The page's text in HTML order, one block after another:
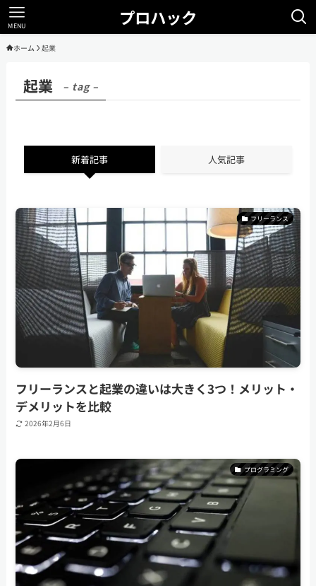
プロハック
MENU
ホーム 起業
起業 – tag –
新着記事 人気記事
フリーランス
フリーランスと起業の違いは大きく3つ！メリット・
デメリットを比較
2026年2月6日
プログラミング